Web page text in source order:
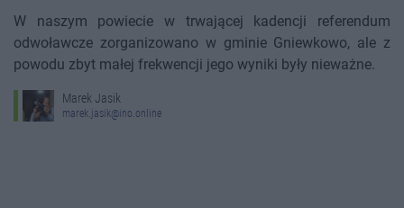
W naszym powiecie w trwającej kadencji referendum
odwoławcze zorganizowano w gminie Gniewkowo, ale z
powodu zbyt małej frekwencji jego wyniki były nieważne.
Marek Jasik
marek.jasik@ino.online